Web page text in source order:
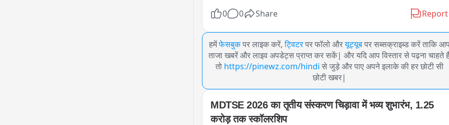
0
0 Share Report
हमेंफेसबुक पर लाइक करें, ट्विटर पर फॉलो औरयूट्यूब पर सब्सक्राइब्ड करें ताकि
ताजा खबरें और लाइव अपडेट्स प्राप्त कर सकें| और यदि आप विस्तार से पढ़ना चाहते
तो https://pinewz.com/hindi से जुड़े और पाए अपने इलाके की हर छोटी सी
छोटी खबर|
MDTSE 2026 का तृतीय संस्करण चिड़ावा में भव्य शुभारंभ, 1.25
करोड़ तक स्कॉलरशिप